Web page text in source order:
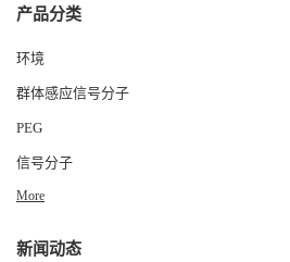
产品分类
环境
群体感应信号分子
PEG
信号分子
More
新闻动态